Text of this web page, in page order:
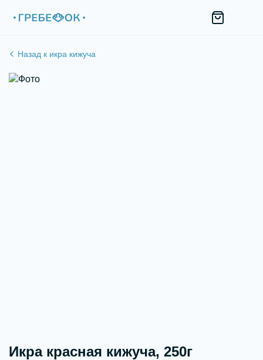
Икра красная кижуча, 250г